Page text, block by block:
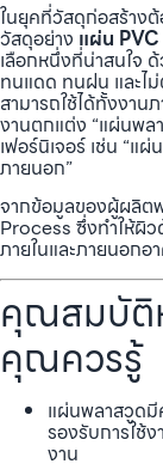
ในยุคที่วัสดุก่อสร้าง
วัสดุอย่าง แผ่น
เลือกหนึ่งที่น่าสนใจ
ทนแดด ทนฝน และไ
สามารถใช้ได้ทั้งงาน
งานตกแต่ง “แผ่นพล
เฟอร์นิเจอร์ เช่น “แ
ภายนอก”
จากข้อมูลของผู้ผลิต
Process ซึ่งทำให้ผิ
ภายในและภายนอกอ
คุณสมบัติ
คุณควรรู้
แผ่นพลาสวูดมี
รองรับการใช้
งาน